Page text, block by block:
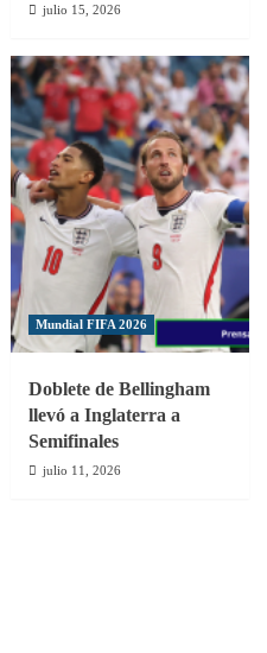
julio 15, 2026
Mundial FIFA 2026
Doblete de Bellingham
llevó a Inglaterra a
Semifinales
julio 11, 2026